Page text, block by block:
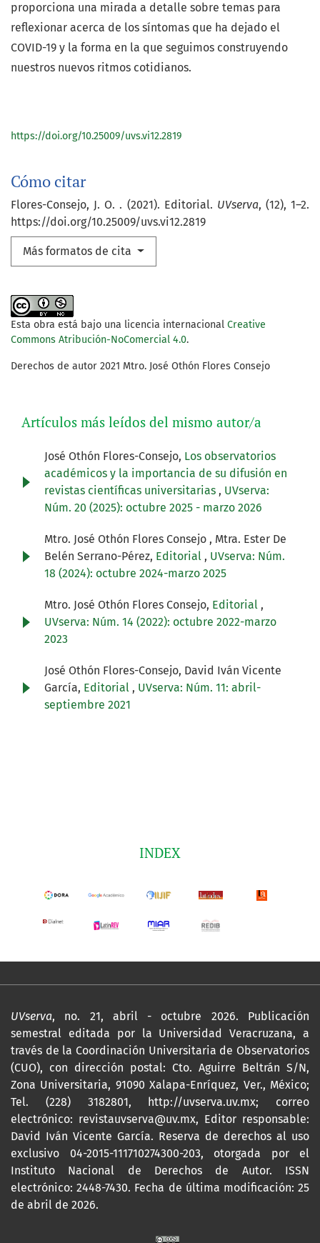
Cómo citar
Flores-Consejo, J. O. . (2021). Editorial. UVserva, (12), 1–2.
https://doi.org/10.25009/uvs.vi12.2819
Más formatos de cita
proporciona una mirada a detalle sobre temas para
reflexionar acerca de los síntomas que ha dejado el
COVID-19 y la forma en la que seguimos construyendo
nuestros nuevos ritmos cotidianos.
https://doi.org/10.25009/uvs.vi12.2819
Esta obra está bajo una licencia internacional Creative
Commons Atribución-NoComercial 4.0.
Derechos de autor 2021 Mtro. José Othón Flores Consejo
Artículos más leídos del mismo autor/a
José Othón Flores-Consejo, Los observatorios
académicos y la importancia de su difusión en
revistas científicas universitarias , UVserva:
Núm. 20 (2025): octubre 2025 - marzo 2026
Mtro. José Othón Flores Consejo , Mtra. Ester De
Belén Serrano-Pérez, Editorial , UVserva: Núm.
18 (2024): octubre 2024-marzo 2025
Mtro. José Othón Flores Consejo, Editorial ,
UVserva: Núm. 14 (2022): octubre 2022-marzo
2023
José Othón Flores-Consejo, David Iván Vicente
García, Editorial , UVserva: Núm. 11: abril-
septiembre 2021
INDEX
UVserva, no. 21, abril - octubre 2026. Publicación
semestral editada por la Universidad Veracruzana, a
través de la Coordinación Universitaria de Observatorios
(CUO), con dirección postal: Cto. Aguirre Beltrán S/N,
Zona Universitaria, 91090 Xalapa-Enríquez, Ver., México;
Tel. (228) 3182801,
http://uvserva.uv.mx; correo
electrónico: revistauvserva@uv.mx, Editor responsable:
David Iván Vicente García. Reserva de derechos al uso
exclusivo 04-2015-111710274300-203, otorgada por el
Instituto Nacional de Derechos de Autor. ISSN
electrónico: 2448-7430. Fecha de última modificación: 25
de abril de 2026.